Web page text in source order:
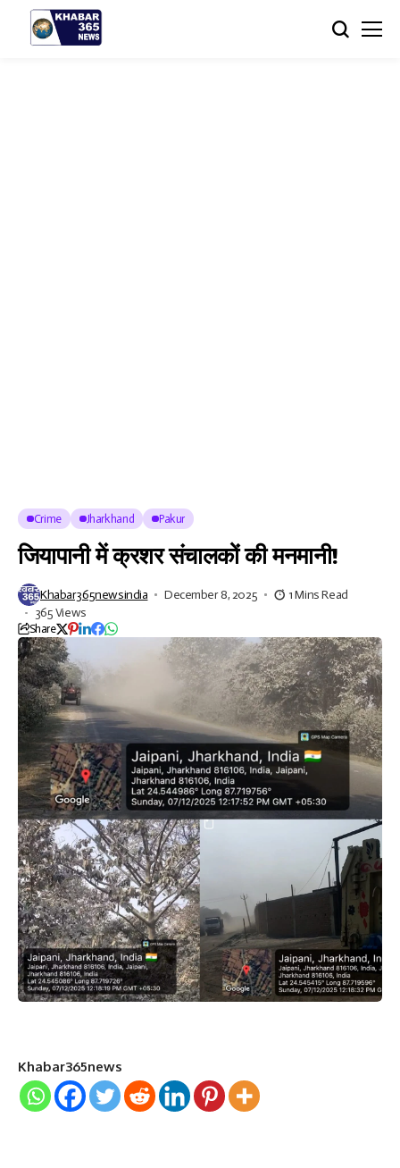
Crime Jharkhand Pakur
जियापानी में क्रशर संचालकों की मनमानी!
Khabar365newsindia December 8, 2025
1 Mins Read
365 Views
Share
Khabar365news